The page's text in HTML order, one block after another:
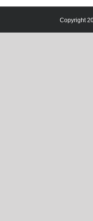
Copyright